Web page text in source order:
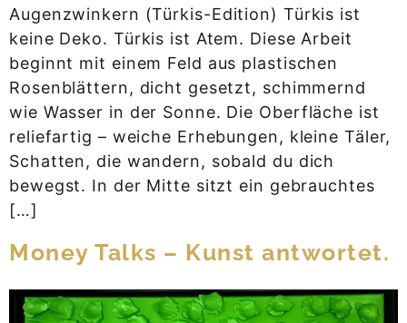
Augenzwinkern (Türkis-Edition) Türkis ist
keine Deko. Türkis ist Atem. Diese Arbeit
beginnt mit einem Feld aus plastischen
Rosenblättern, dicht gesetzt, schimmernd
wie Wasser in der Sonne. Die Oberfläche ist
reliefartig – weiche Erhebungen, kleine Täler,
Schatten, die wandern, sobald du dich
bewegst. In der Mitte sitzt ein gebrauchtes
[…]
Money Talks – Kunst antwortet.